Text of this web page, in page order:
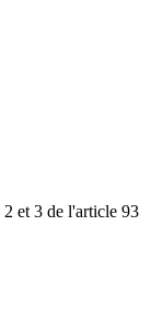
2 et 3 de l'article 93